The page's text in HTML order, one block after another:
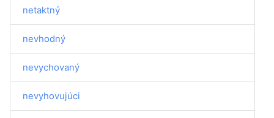
netaktný
nevhodný
nevychovaný
nevyhovujúci